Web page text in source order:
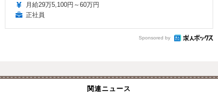
月給29万5,100円～60万円
正社員
Sponsored by
関連ニュース